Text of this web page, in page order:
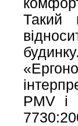
Такий
PMV і